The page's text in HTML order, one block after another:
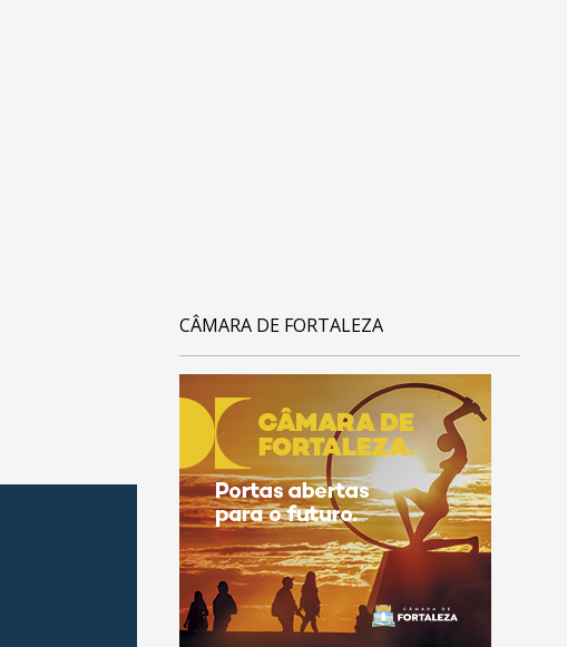
CÂMARA DE FORTALEZA